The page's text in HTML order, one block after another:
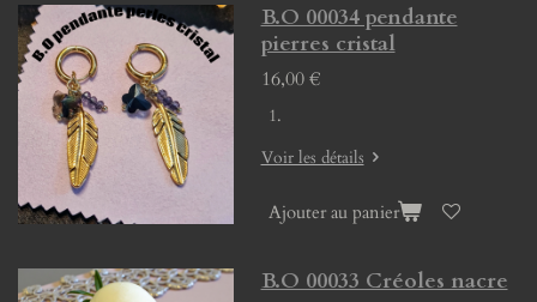
B.O 00034 pendante
pierres cristal
16,00 €
Voir les détails
Ajouter au panier
B.O 00033 Créoles nacre